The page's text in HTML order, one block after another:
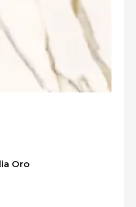
Oro